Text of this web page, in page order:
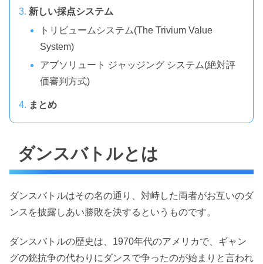
新しい採点システム
トリビュームシステム(The Trivium Value
System)
アブソリュート ジャッジング システム(絶対評
価審判方式)
まとめ
ダンスバトルとは
ダンスバトルはその名の通り、対峙した両者がお互いのダ
ンスを披露しあい勝敗を決するというものです。
ダンスバトルの歴史は、1970年代のアメリカで、ギャン
グの銃抗争の代わりにダンスで争ったのが始まりと言われ